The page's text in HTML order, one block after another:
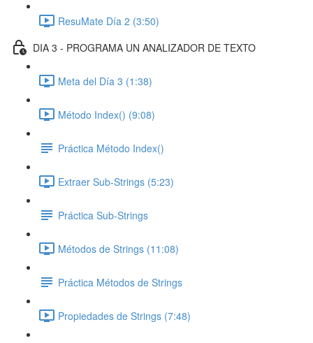
ResuMate Día 2 (3:50)
DIA 3 - PROGRAMA UN ANALIZADOR DE TEXTO
Meta del Día 3 (1:38)
Método Index() (9:08)
Práctica Método Index()
Extraer Sub-Strings (5:23)
Práctica Sub-Strings
Métodos de Strings (11:08)
Práctica Métodos de Strings
Propiedades de Strings (7:48)